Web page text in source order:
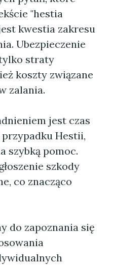
"hestia
kwestia zakresu
Ubezpieczenie
straty
koszty związane
zalania.
jest czas
Hestii,
szybką pomoc.
szkody
co znacząco
do zapoznania się